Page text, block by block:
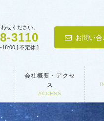
せください。
3110
18:00 [ 不定休 ]
お問い
会社概要・アクセ
ス
ACCESS